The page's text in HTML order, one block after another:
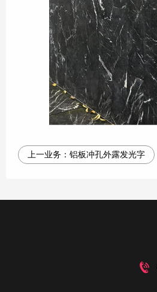
上一业务： 铝板冲孔外露发光字